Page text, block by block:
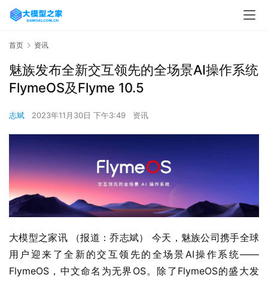
首页 资讯
魅族发布全新交互领先的全场景AI操作系统
FlymeOS及Flyme 10.5
志斌 2023年11月30日 下午3:49 资讯
大模型之家讯 （报道：乔志斌） 今天，魅族公司携手全球
用户迎来了全新的交互领先的全场景AI操作系统——
FlymeOS，中文命名为无界OS。除了FlymeOS的盛大发